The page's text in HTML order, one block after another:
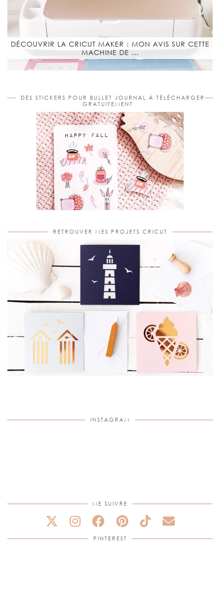
DÉCOUVRIR LA CRICUT MAKER : MON AVIS SUR CETTE
MACHINE DE …
DES STICKERS POUR BULLET JOURNAL À TÉLÉCHARGER
GRATUITEMENT
RETROUVER MES PROJETS CRICUT
INSTAGRAM
ME SUIVRE
PINTEREST